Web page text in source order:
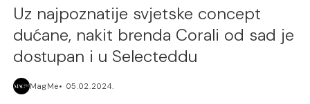
Uz najpoznatije svjetske concept
dućane, nakit brenda Corali od sad je
dostupan i u Selecteddu
MagMe 05.02.2024.